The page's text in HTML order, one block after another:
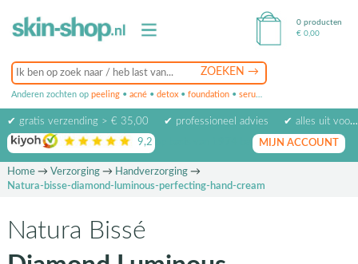
Anderen zochten op peeling • acné • detox • foundation • serum
0 producten
€ 0,00
✔ gratis verzending > € 35,00 ✔ professioneel advies
✔ alles uit voorraad leverbaar
9,2 op basis van beoordelingen
MIJN ACCOUNT
Home→ Verzorging→ Handverzorging→
Natura-bisse-diamond-luminous-perfecting-hand-cream
Natura Bissé